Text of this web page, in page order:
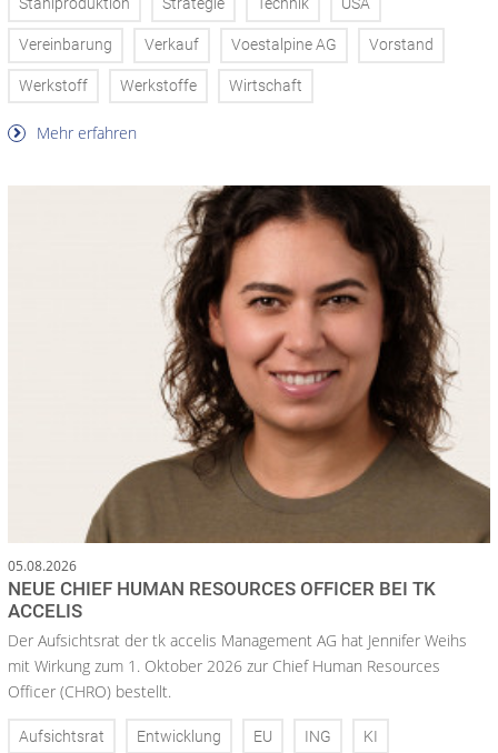
Stahlproduktion Strategie Technik USA
Vereinbarung Verkauf Voestalpine AG Vorstand
Werkstoff Werkstoffe Wirtschaft
Mehr erfahren
05.08.2026
NEUE CHIEF HUMAN RESOURCES OFFICER BEI TK
ACCELIS
Der Aufsichtsrat der tk accelis Management AG hat Jennifer Weihs
mit Wirkung zum 1. Oktober 2026 zur Chief Human Resources
Officer (CHRO) bestellt.
Aufsichtsrat Entwicklung EU ING KI